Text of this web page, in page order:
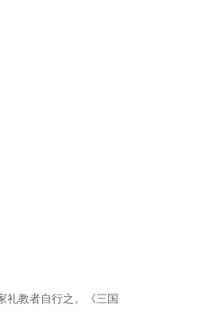
礼教者自行之。《三国